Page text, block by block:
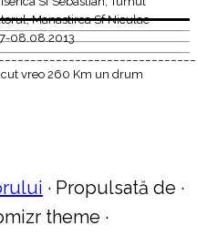
Manastirea Sf Niculae
08.08.2013
vreo 260 Km un drum
· Propulsată de ·
theme ·